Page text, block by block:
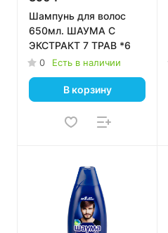
Шампунь для волос
650мл. ШАУМА С
ЭКСТРАКТ 7 ТРАВ *6
0 Есть в наличии
В корзину